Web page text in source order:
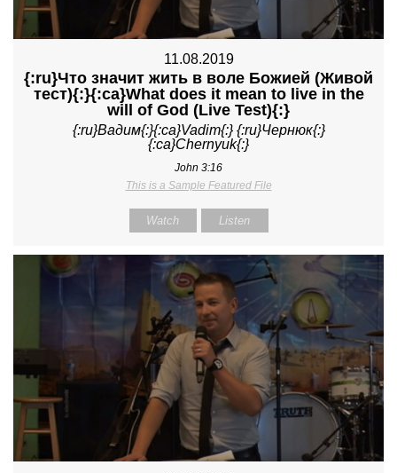
11.08.2019
{:ru}Что значит жить в воле Божией (Живой
тест){:}{:ca}What does it mean to live in the
will of God (Live Test){:}
{:ru}Вадим{:}{:ca}Vadim{:} {:ru}Чернюк{:}
{:ca}Chernyuk{:}
John 3:16
This is a Sample Featured File
Watch Listen